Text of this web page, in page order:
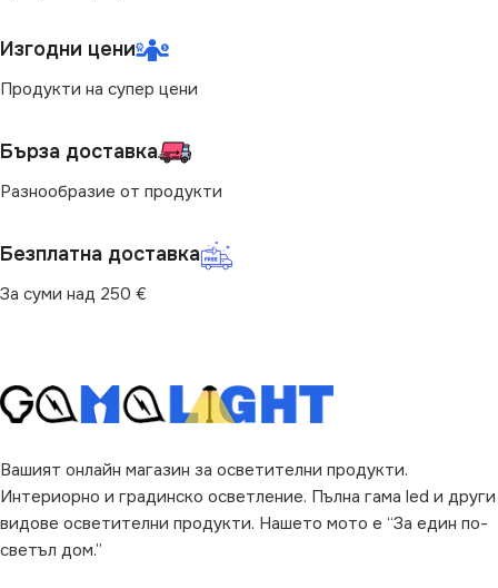
ДИМИРАНЕ
ЦВЕТНА ТЕМПЕРАТУРА
(K)
4000
МОЩНОСТ (W)
ФОРМА
ДОПЪЛНИТЕЛНИ
ОПЦИИ
Изгодни цени
Продукти на супер цени
Бърза доставка
Разнообразие от продукти
Безплатна доставка
За суми над 250 €
Вашият онлайн магазин за осветителни продукти.
Интериорно и градинско осветление. Пълна гама led и други
видове осветителни продукти. Нашето мото е “За един по-
светъл дом.”